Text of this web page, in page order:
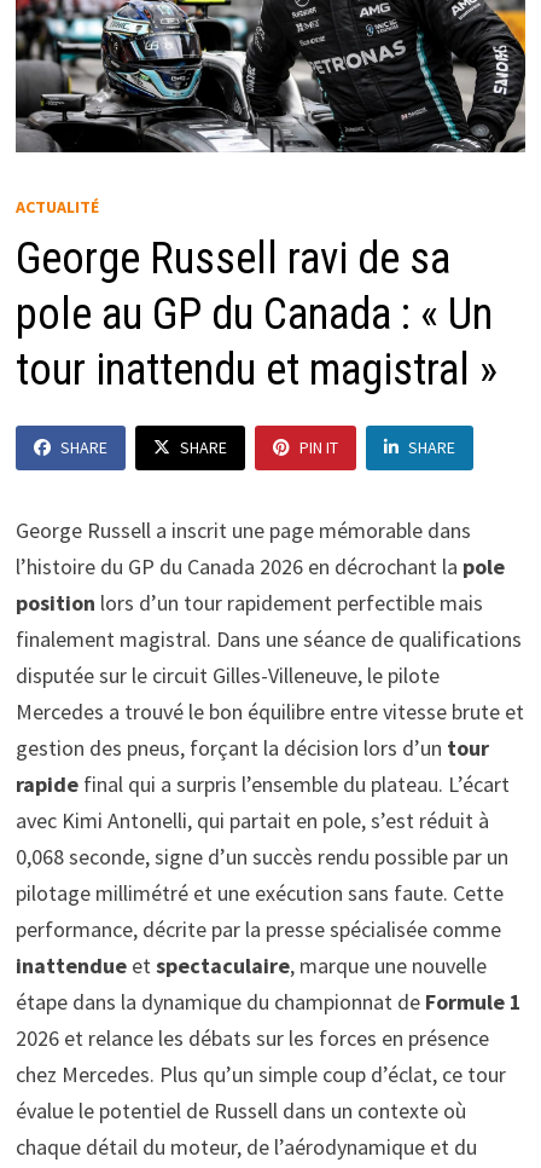
ACTUALITÉ
George Russell ravi de sa
pole au GP du Canada : « Un
tour inattendu et magistral »
SHARE SHARE PIN IT SHARE
George Russell a inscrit une page mémorable dans
l’histoire du GP du Canada 2026 en décrochant la pole
position lors d’un tour rapidement perfectible mais
finalement magistral. Dans une séance de qualifications
disputée sur le circuit Gilles-Villeneuve, le pilote
Mercedes a trouvé le bon équilibre entre vitesse brute et
gestion des pneus, forçant la décision lors d’un tour
rapidefinal qui a surpris l’ensemble du plateau. L’écart
avec Kimi Antonelli, qui partait en pole, s’est réduit à
0,068 seconde, signe d’un succès rendu possible par un
pilotage millimétré et une exécution sans faute. Cette
performance, décrite par la presse spécialisée comme
inattendueetspectaculaire, marque une nouvelle
étape dans la dynamique du championnat de Formule 1
2026 et relance les débats sur les forces en présence
chez Mercedes. Plus qu’un simple coup d’éclat, ce tour
évalue le potentiel de Russell dans un contexte où
chaque détail du moteur, de l’aérodynamique et du